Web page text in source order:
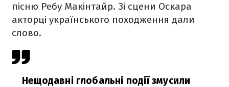
пісню Ребу Макінтайр. Зі сцени Оскара
акторці українського походження дали
слово.
Нещодавні глобальні події змусили